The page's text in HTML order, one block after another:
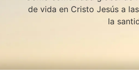
de vida en Cristo Jesús a
la